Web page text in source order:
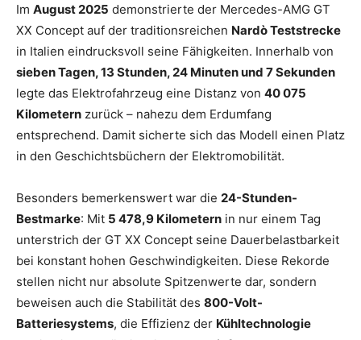
Im August 2025 demonstrierte der Mercedes-AMG GT
XX Concept auf der traditionsreichen Nardò Teststrecke
in Italien eindrucksvoll seine Fähigkeiten. Innerhalb von
sieben Tagen, 13 Stunden, 24 Minuten und 7 Sekunden
legte das Elektrofahrzeug eine Distanz von 40 075
Kilometern zurück – nahezu dem Erdumfang
entsprechend. Damit sicherte sich das Modell einen Platz
in den Geschichtsbüchern der Elektromobilität.
Besonders bemerkenswert war die 24-Stunden-
Bestmarke: Mit 5 478,9 Kilometern in nur einem Tag
unterstrich der GT XX Concept seine Dauerbelastbarkeit
bei konstant hohen Geschwindigkeiten. Diese Rekorde
stellen nicht nur absolute Spitzenwerte dar, sondern
beweisen auch die Stabilität des 800-Volt-
Batteriesystems, die Effizienz der Kühltechnologie